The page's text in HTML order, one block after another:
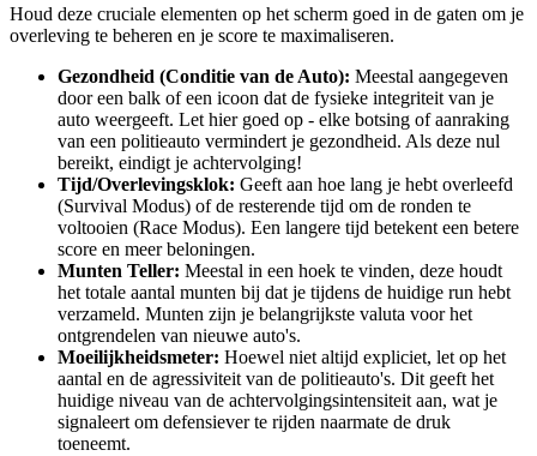
Houd deze cruciale elementen op het scherm goed in de gaten om je
overleving te beheren en je score te maximaliseren.
Gezondheid (Conditie van de Auto): Meestal aangegeven
door een balk of een icoon dat de fysieke integriteit van je
auto weergeeft. Let hier goed op - elke botsing of aanraking
van een politieauto vermindert je gezondheid. Als deze nul
bereikt, eindigt je achtervolging!
Tijd/Overlevingsklok: Geeft aan hoe lang je hebt overleefd
(Survival Modus) of de resterende tijd om de ronden te
voltooien (Race Modus). Een langere tijd betekent een betere
score en meer beloningen.
Munten Teller: Meestal in een hoek te vinden, deze houdt
het totale aantal munten bij dat je tijdens de huidige run hebt
verzameld. Munten zijn je belangrijkste valuta voor het
ontgrendelen van nieuwe auto's.
Moeilijkheidsmeter: Hoewel niet altijd expliciet, let op het
aantal en de agressiviteit van de politieauto's. Dit geeft het
huidige niveau van de achtervolgingsintensiteit aan, wat je
signaleert om defensiever te rijden naarmate de druk
toeneemt.